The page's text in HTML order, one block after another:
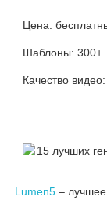
Цена:
Шаблоны: 300+
Качество
Lumen5– лучшее